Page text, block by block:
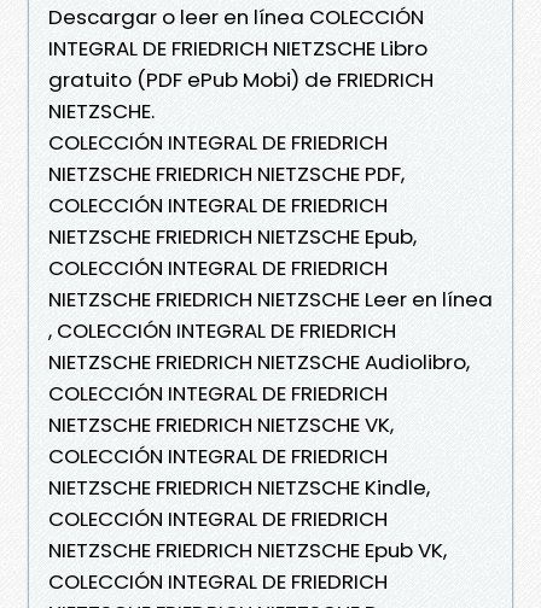
Descargar o leer en línea COLECCIÓN
INTEGRAL DE FRIEDRICH NIETZSCHE Libro
gratuito (PDF ePub Mobi) de FRIEDRICH
NIETZSCHE.
COLECCIÓN INTEGRAL DE FRIEDRICH
NIETZSCHE FRIEDRICH NIETZSCHE PDF,
COLECCIÓN INTEGRAL DE FRIEDRICH
NIETZSCHE FRIEDRICH NIETZSCHE Epub,
COLECCIÓN INTEGRAL DE FRIEDRICH
NIETZSCHE FRIEDRICH NIETZSCHE Leer en línea
, COLECCIÓN INTEGRAL DE FRIEDRICH
NIETZSCHE FRIEDRICH NIETZSCHE Audiolibro,
COLECCIÓN INTEGRAL DE FRIEDRICH
NIETZSCHE FRIEDRICH NIETZSCHE VK,
COLECCIÓN INTEGRAL DE FRIEDRICH
NIETZSCHE FRIEDRICH NIETZSCHE Kindle,
COLECCIÓN INTEGRAL DE FRIEDRICH
NIETZSCHE FRIEDRICH NIETZSCHE Epub VK,
COLECCIÓN INTEGRAL DE FRIEDRICH